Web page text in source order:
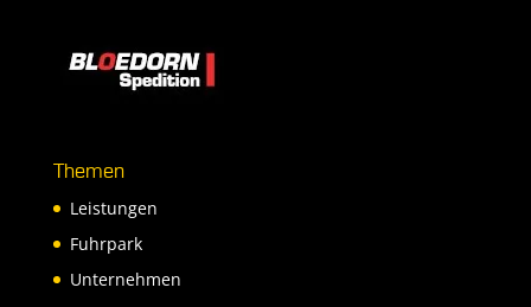
Themen
Leistungen
Fuhrpark
Unternehmen